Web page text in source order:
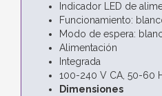
Indicador LED de
Funcionamiento:
Modo de espera:
Alimentación
Integrada
100-240 V CA, 50-60
Dimensiones